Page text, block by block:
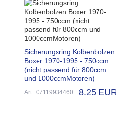
Sicherungsring Kolbenbolzen
Boxer 1970-1995 - 750ccm
(nicht passend für 800ccm
und 1000ccmMotoren)
Art.: 07119934460 8.25